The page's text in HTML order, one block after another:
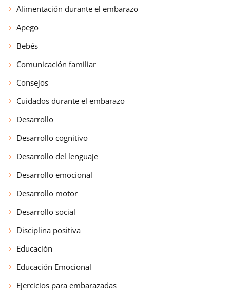
Alimentación durante el embarazo
Apego
Bebés
Comunicación familiar
Consejos
Cuidados durante el embarazo
Desarrollo
Desarrollo cognitivo
Desarrollo del lenguaje
Desarrollo emocional
Desarrollo motor
Desarrollo social
Disciplina positiva
Educación
Educación Emocional
Ejercicios para embarazadas